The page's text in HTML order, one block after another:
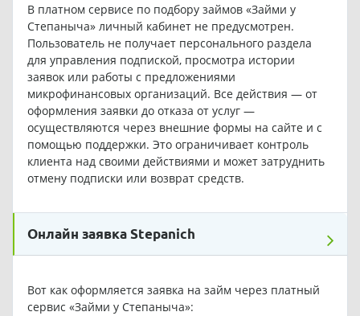
В платном сервисе по подбору займов «Займи у
Степаныча» личный кабинет не предусмотрен.
Пользователь не получает персонального раздела
для управления подпиской, просмотра истории
заявок или работы с предложениями
микрофинансовых организаций. Все действия — от
оформления заявки до отказа от услуг —
осуществляются через внешние формы на сайте и с
помощью поддержки. Это ограничивает контроль
клиента над своими действиями и может затруднить
отмену подписки или возврат средств.
Онлайн заявка Stepanich
Вот как оформляется заявка на займ через платный
сервис «Займи у Степаныча»: